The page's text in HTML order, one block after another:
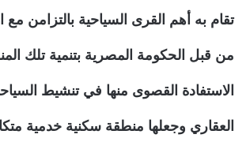
تقام به أهم القرى السياحية بالتزامن مع
من قبل الحكومة المصرية بتنمية تلك
الاستفادة القصوى منها في تنشيط
العقاري وجعلها منطقة سكنية خدمية